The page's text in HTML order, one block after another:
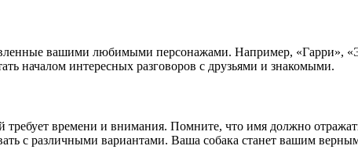
вашими любимыми персонажами. Например, «Гарри»,
началом интересных разговоров с друзьями и знакомыми.
времени и внимания. Помните, что имя должно
с различными вариантами. Ваша собака станет вашим